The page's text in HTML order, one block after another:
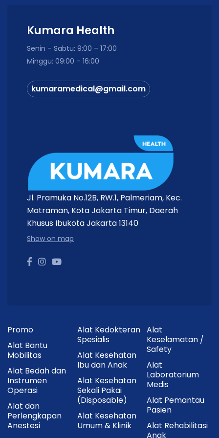
Jarum
±0,23 mm
PentaPoint™ Comfort
Sebagian besar insulin pen
universal
Isi Kemasan 100 pcs / Box
Isi Dalam Kemasan
1 BoxBD Ultra-Fine™ PRO 4 mm 32G Insulin Pen
Needle.
100 jarum insulin pen steril
dilengkapi penutup pelindung.
Lepaskan segel pelindung dan pasang jarum pada
insulin pen.
Lepaskan tutup luar dan tutup dalam jarum.
Lakukan priming insulin pen sesuai petunjuk
penggunaan.
Suntikkan insulin sesuai dosis yang telah ditentukan
oleh tenaga medis.
Setelah selesai, lepaskan jarum dan buang ke
safety box (sharps container).
Kumara Health
Senin – Sabtu: 9:00 – 17:00
Minggu: 09:00 – 16:00
kumaramedical@gmail.com
Jl. Pramuka No.12B, RW.1, Palmeriam, Kec.
Matraman, Kota Jakarta Timur, Daerah
Khusus Ibukota Jakarta 13140
Show on map
Promo
Alat Bantu
Mobilitas
Alat Bedah dan
Instrumen
Operasi
Alat dan
Perlengkapan
Anestesi
Alat Kedokteran
Spesialis
Alat Kesehatan
Ibu dan Anak
Alat Kesehatan
Sekali Pakai
(Disposable)
Alat Kesehatan
Umum & Klinik
Alat
Keselamatan /
Safety
Alat
Laboratorium
Medis
Alat Pemantau
Pasien
Alat Rehabilitasi
Anak